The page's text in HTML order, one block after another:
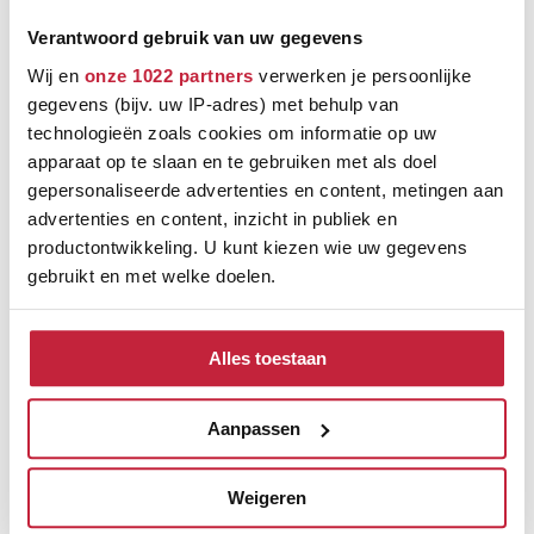
Verantwoord gebruik van uw gegevens
Wij en onze 1022 partners verwerken je persoonlijke
gegevens (bijv. uw IP-adres) met behulp van
technologieën zoals cookies om informatie op uw
apparaat op te slaan en te gebruiken met als doel
gepersonaliseerde advertenties en content, metingen aan
advertenties en content, inzicht in publiek en
productontwikkeling. U kunt kiezen wie uw gegevens
gebruikt en met welke doelen.
Als u het toestaat, willen we ook graag:
Informatie verzamelen over uw geografische
locatie, die tot een paar meter nauwkeurig kan zijn
Uw apparaat identificeren door het actief te
scannen op specifieke eigenschappen (fingerprinting)
verwerkt en stel uw voorkeuren in het
Alles toestaan
Aanpassen
Weigeren
Ontdek de verschillende
merken